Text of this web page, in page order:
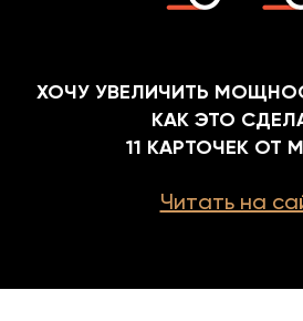
ХОЧУ УВЕЛИЧИТЬ
КАК ЭТО
11 КАРТОЧЕК ОТ
Читать на